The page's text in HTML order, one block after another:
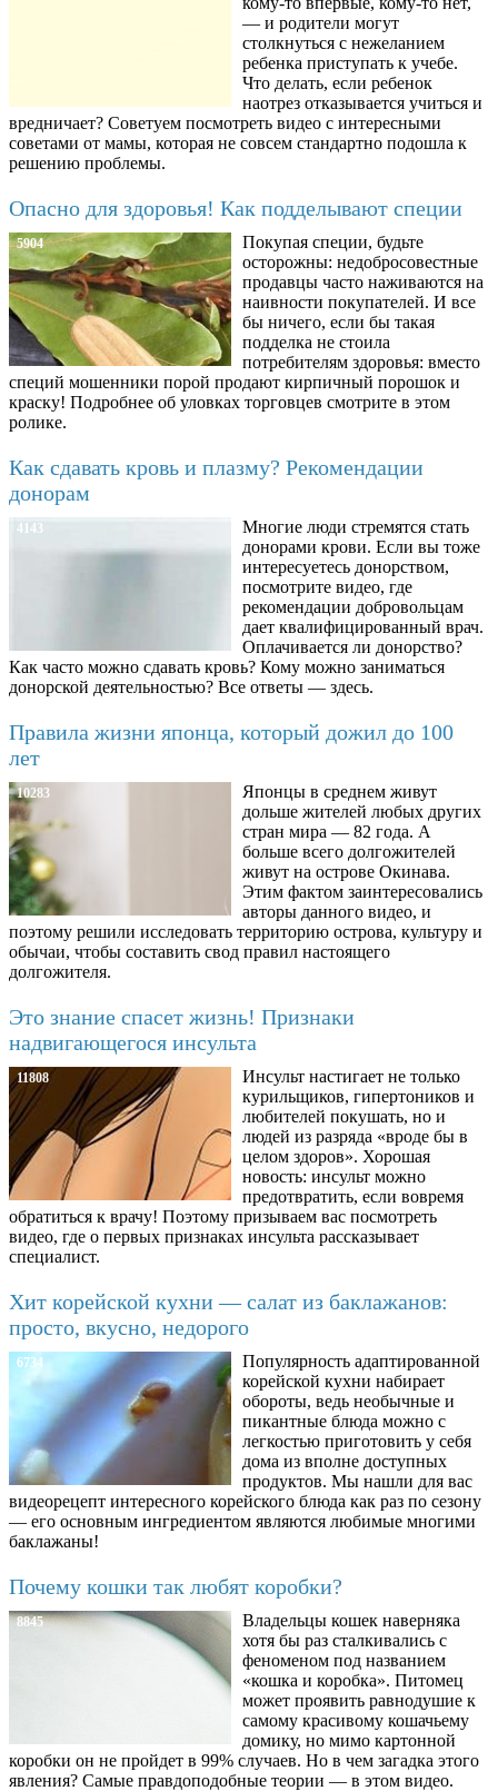
— и родители могут
столкнуться с нежеланием
ребенка приступать к учебе.
Что делать, если ребенок
наотрез отказывается учиться и
вредничает? Советуем посмотреть видео с интересными
советами от мамы, которая не совсем стандартно подошла к
решению проблемы.
Опасно для здоровья! Как подделывают специи
5904
Покупая специи, будьте
осторожны: недобросовестные
продавцы часто наживаются на
наивности покупателей. И все
бы ничего, если бы такая
подделка не стоила
потребителям здоровья: вместо
специй мошенники порой продают кирпичный порошок и
краску! Подробнее об уловках торговцев смотрите в этом
ролике.
Как сдавать кровь и плазму? Рекомендации
донорам
4143
Многие люди стремятся стать
донорами крови. Если вы тоже
интересуетесь донорством,
посмотрите видео, где
рекомендации добровольцам
дает квалифицированный врач.
Оплачивается ли донорство?
Как часто можно сдавать кровь? Кому можно заниматься
донорской деятельностью? Все ответы — здесь.
Правила жизни японца, который дожил до 100
лет
10283
Японцы в среднем живут
дольше жителей любых других
стран мира — 82 года. А
больше всего долгожителей
живут на острове Окинава.
Этим фактом заинтересовались
авторы данного видео, и
поэтому решили исследовать территорию острова, культуру и
обычаи, чтобы составить свод правил настоящего
долгожителя.
Это знание спасет жизнь! Признаки
надвигающегося инсульта
11808
Инсульт настигает не только
курильщиков, гипертоников и
любителей покушать, но и
людей из разряда «вроде бы в
целом здоров». Хорошая
новость: инсульт можно
предотвратить, если вовремя
обратиться к врачу! Поэтому призываем вас посмотреть
видео, где о первых признаках инсульта рассказывает
специалист.
Хит корейской кухни — салат из баклажанов:
просто, вкусно, недорого
6734
Популярность адаптированной
корейской кухни набирает
обороты, ведь необычные и
пикантные блюда можно с
легкостью приготовить у себя
дома из вполне доступных
продуктов. Мы нашли для вас
видеорецепт интересного корейского блюда как раз по сезону
— его основным ингредиентом являются любимые многими
баклажаны!
Почему кошки так любят коробки?
8845
Владельцы кошек наверняка
хотя бы раз сталкивались с
феноменом под названием
«кошка и коробка». Питомец
может проявить равнодушие к
самому красивому кошачьему
домику, но мимо картонной
коробки он не пройдет в 99% случаев. Но в чем загадка этого
явления? Самые правдоподобные теории — в этом видео.